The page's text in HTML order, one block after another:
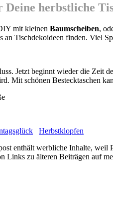
Deine herbstliche
mit kleinen Baumscheiben,
an Tischdekoideen finden. Viel
Jetzt beginnt wieder die Zeit
Mit schönen Bestecktaschen
Herbstklopfen
enthält werbliche Inhalte, weil
Links zu älteren Beiträgen auf